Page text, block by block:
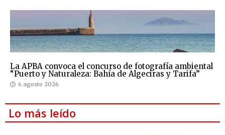
La APBA convoca el concurso de fotografía ambiental
“Puerto y Naturaleza: Bahía de Algeciras y Tarifa”
6 agosto 2026
Lo más leído